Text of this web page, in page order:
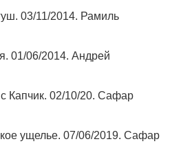
03/11/2014. Рамиль
01/06/2014. Андрей
Капчик. 02/10/20. Сафар
ущелье. 07/06/2019. Сафар